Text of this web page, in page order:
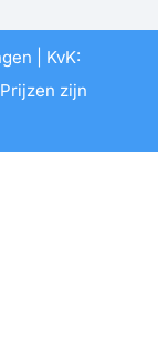
| KvK:
zijn